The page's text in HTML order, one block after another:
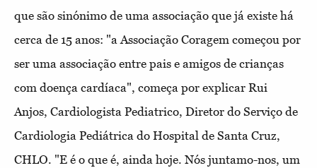
que são sinónimo de uma associação que já existe há
cerca de 15 anos: "a Associação Coragem começou por
ser uma associação entre pais e amigos de crianças
com doença cardíaca", começa por explicar Rui
Anjos, Cardiologista Pediatrico, Diretor do Serviço de
Cardiologia Pediátrica do Hospital de Santa Cruz,
CHLO. "E é o que é, ainda hoje. Nós juntamo-nos, um